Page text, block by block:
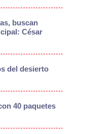
buscan
César
del desierto
40 paquetes